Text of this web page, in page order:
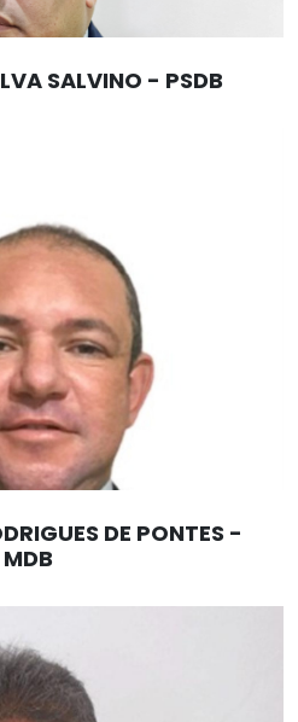
SALVINO - PSDB
DE PONTES -
MDB